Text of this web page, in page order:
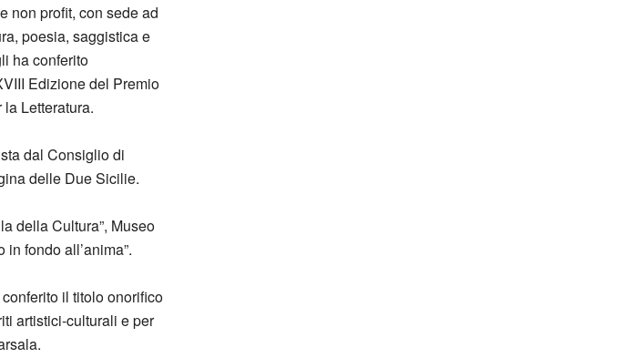
non profit, con sede ad
poesia, saggistica e
ha conferito
Edizione del Premio
Letteratura.
dal Consiglio di
delle Due Sicilie.
della Cultura”, Museo
fondo all’anima”.
il titolo onorifico
artistici-culturali e per